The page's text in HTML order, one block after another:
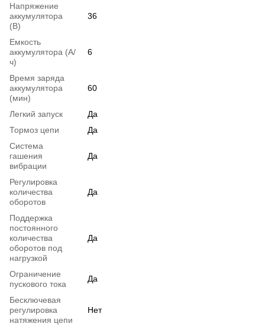
Напряжение
аккумулятора
(В)
36
Емкость
аккумулятора (А/
ч)
6
Время заряда
аккумулятора
(мин)
60
Легкий запуск
Да
Тормоз цепи
Да
Система
гашения
вибрации
Да
Регулировка
количества
оборотов
Да
Поддержка
постоянного
количества
оборотов под
нагрузкой
Да
Ограничение
пускового тока
Да
Бесключевая
регулировка
натяжения цепи
Нет